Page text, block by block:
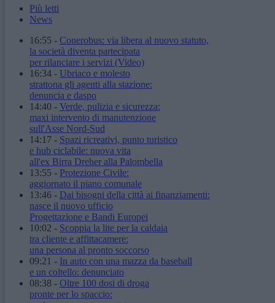
Più letti
News
16:55 - Conerobus: via libera al nuovo statuto,
la società diventa partecipata
per rilanciare i servizi (Video)
16:34 - Ubriaco e molesto
strattona gli agenti alla stazione:
denuncia e daspo
14:40 - Verde, pulizia e sicurezza:
maxi intervento di manutenzione
sull'Asse Nord-Sud
14:17 - Spazi ricreativi, punto turistico
e hub ciclabile: nuova vita
all'ex Birra Dreher alla Palombella
13:55 - Protezione Civile:
aggiornato il piano comunale
13:46 - Dai bisogni della città ai finanziamenti:
nasce il nuovo ufficio
Progettazione e Bandi Europei
10:02 - Scoppia la lite per la caldaia
tra cliente e affittacamere:
una persona al pronto soccorso
09:21 - In auto con una mazza da baseball
e un coltello: denunciato
08:38 - Oltre 100 dosi di droga
pronte per lo spaccio: